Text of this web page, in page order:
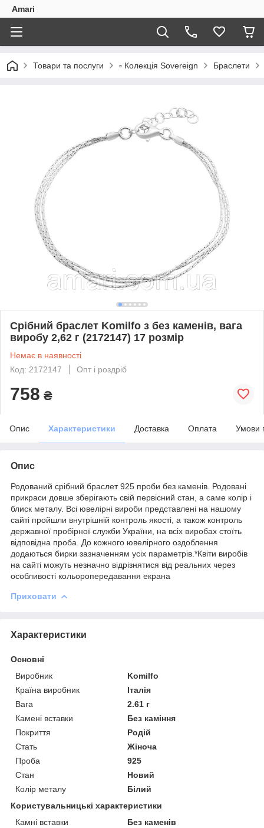
Amari
Товари та послуги ▫️ Колекція Sovereign Браслети
Срібний браслет Komilfo з без каменів, вага
виробу 2,62 г (2172147) 17 розмір
Немає в наявності
Код: 2172147
Опт і роздріб
758 ₴
Опис Характеристики Доставка Оплата Умови
Опис
Родований срібний браслет 925 проби без каменів. Родовані
прикраси довше зберігають свій первісний стан, а саме колір і
блиск металу. Всі ювелірні вироби представлені на нашому
сайті пройшли внутрішній контроль якості, а також контроль
державної пробірної служби України, на всіх виробах стоїть
відповідна проба. До кожного ювелірного оздоблення
додаються бирки зазначенням усіх параметрів.*Квіти виробів
на сайті можуть незначно відрізнятися від реальних через
особливості кольоропередавання екрана
Приховати
Характеристики
Основні
Виробник
Komilfo
Країна виробник
Італія
Вага
2.61 г
Камені вставки
Без каміння
Покриття
Родій
Стать
Жіноча
Проба
925
Стан
Новий
Колір металу
Білий
Користувальницькі характеристики
Камні вставки
Без каменів